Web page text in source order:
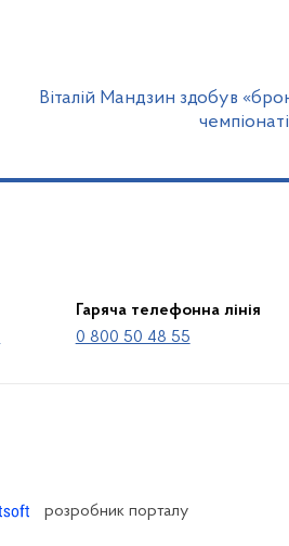
Віталій Мандзин здобув
Гаряча телефонна лінія
0 800 50 48 55
розробник порталу